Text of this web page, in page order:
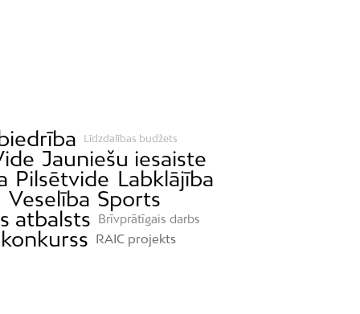
Līdzdalības budžets
Jauniešu iesaiste
Pilsētvide Labklājība
Veselība Sports
atbalsts Brīvprātīgais darbs
RAIC projekts